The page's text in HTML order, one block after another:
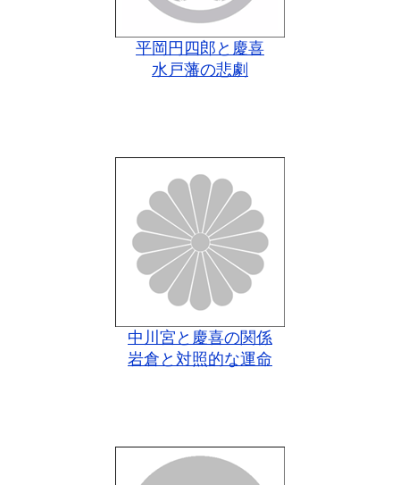
平岡円四郎と慶喜
水戸藩の悲劇
中川宮と慶喜の関係
岩倉と対照的な運命